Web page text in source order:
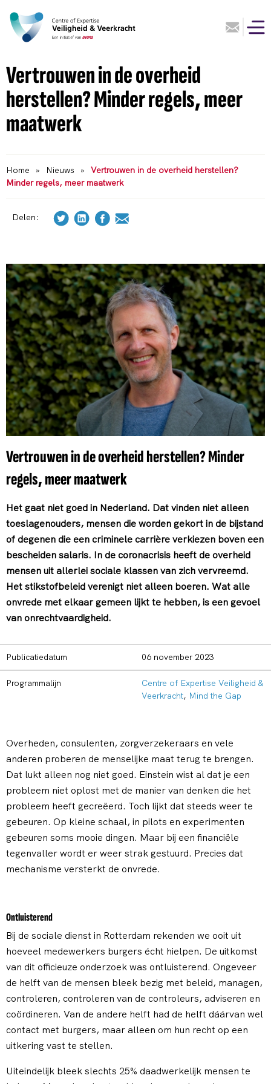
Vertrouwen in de overheid
herstellen? Minder regels, meer
maatwerk
Home » Nieuws »
Vertrouwen in de overheid herstellen?
Minder regels, meer maatwerk
Delen:
Vertrouwen in de overheid herstellen? Minder
regels, meer maatwerk
Het gaat niet goed in Nederland. Dat vinden niet alleen
toeslagenouders, mensen die worden gekort in de bijstand
of degenen die een criminele carrière verkiezen boven een
bescheiden salaris. In de coronacrisis heeft de overheid
mensen uit allerlei sociale klassen van zich vervreemd.
Het stikstofbeleid verenigt niet alleen boeren. Wat alle
onvrede met elkaar gemeen lijkt te hebben, is een gevoel
van onrechtvaardigheid.
Publicatiedatum 06 november 2023
Programmalijn
Centre of Expertise Veiligheid &
Veerkracht, Mind the Gap
Overheden, consulenten, zorgverzekeraars en vele
anderen proberen de menselijke maat terug te brengen.
Dat lukt alleen nog niet goed. Einstein wist al dat je een
probleem niet oplost met de manier van denken die het
probleem heeft gecreëerd. Toch lijkt dat steeds weer te
gebeuren. Op kleine schaal, in pilots en experimenten
gebeuren soms mooie dingen. Maar bij een financiële
tegenvaller wordt er weer strak gestuurd. Precies dat
mechanisme versterkt de onvrede.
Ontluisterend
Bij de sociale dienst in Rotterdam rekenden we ooit uit
hoeveel medewerkers burgers écht hielpen. De uitkomst
van dit officieuze onderzoek was ontluisterend. Ongeveer
de helft van de mensen bleek bezig met beleid, managen,
controleren, controleren van de controleurs, adviseren en
coördineren. Van de andere helft had de helft dáárvan wel
contact met burgers, maar alleen om hun recht op een
uitkering vast te stellen.
Uiteindelijk bleek slechts 25% daadwerkelijk mensen te